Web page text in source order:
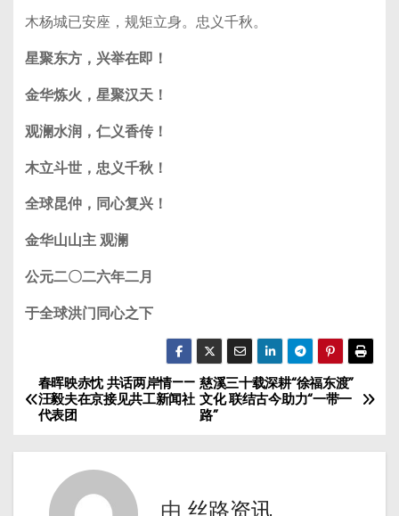
木杨城已安座，规矩立身。忠义千秋。
星聚东方，兴举在即！
金华炼火，星聚汉天！
观澜水润，仁义香传！
木立斗世，忠义千秋！
全球昆仲，同心复兴！
金华山山主 观澜
公元二〇二六年二月
于全球洪门同心之下
文
章
航
慈溪三十载深耕“徐福东渡”
文化 联结古今助力“一带一
路”
春晖映赤忱 共话两岸情——
汪毅夫在京接见共工新闻社
代表团